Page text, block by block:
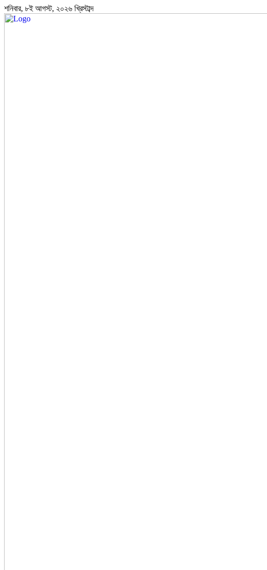
শনিবার, ৮ই আগস্ট, ২০২৬ খ্রিস্টাব্দ